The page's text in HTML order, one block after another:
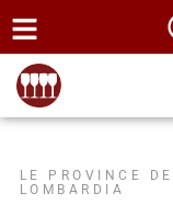
LE PROVINCE
LOMBARDIA